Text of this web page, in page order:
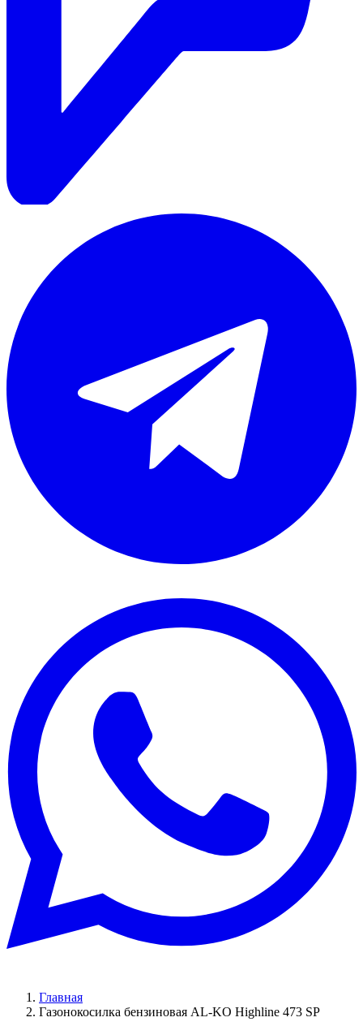
Главная
Газонокосилка бензиновая AL-KO Highline 473 SP